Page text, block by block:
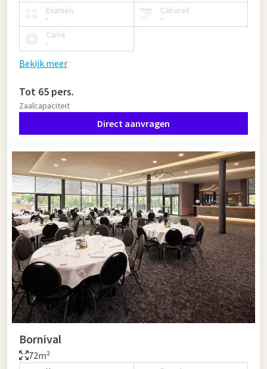
Examen
-
Cabaret
-
Carré
-
Bekijk meer
Tot 65 pers.
Zaalcapaciteit
Direct aanvragen
Bornival
72m²